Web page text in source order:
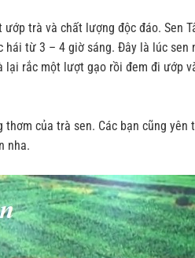
trà và chất lượng độc đáo. Sen
hái từ 3 – 4 giờ sáng. Đây là lúc sen
rắc một lượt gạo rồi đem đi ướp
của trà sen. Các bạn cũng yên
nha.